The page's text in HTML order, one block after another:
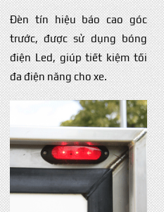
Đèn tín hiệu báo cao góc
trước, được sử dụng bóng
điện Led, giúp tiết kiệm tối
đa điện năng cho xe.